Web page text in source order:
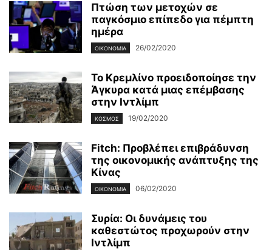
Πτώση των μετοχών σε
παγκόσμιο επίπεδο για πέμπτη
ημέρα
ΟΙΚΟΝΟΜΊΑ 26/02/2020
Το Κρεμλίνο προειδοποίησε την
Άγκυρα κατά μιας επέμβασης
στην Ιντλίμπ
ΚΌΣΜΟΣ 19/02/2020
Fitch: Προβλέπει επιβράδυνση
της οικονομικής ανάπτυξης της
Κίνας
ΟΙΚΟΝΟΜΊΑ 06/02/2020
Συρία: Οι δυνάμεις του
καθεστώτος προχωρούν στην
Ιντλίμπ